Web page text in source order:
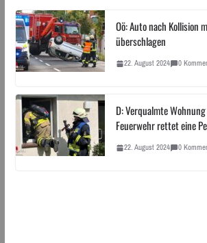
Oö: Auto nach Kollision
überschlagen
22. August 2024 0
D: Verqualmte
Feuerwehr rettet eine
22. August 2024 0